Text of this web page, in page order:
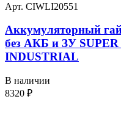
Арт. CIWLI20551
Аккумуляторный
без АКБ и ЗУ
INDUSTRIAL
В наличии
8320 ₽